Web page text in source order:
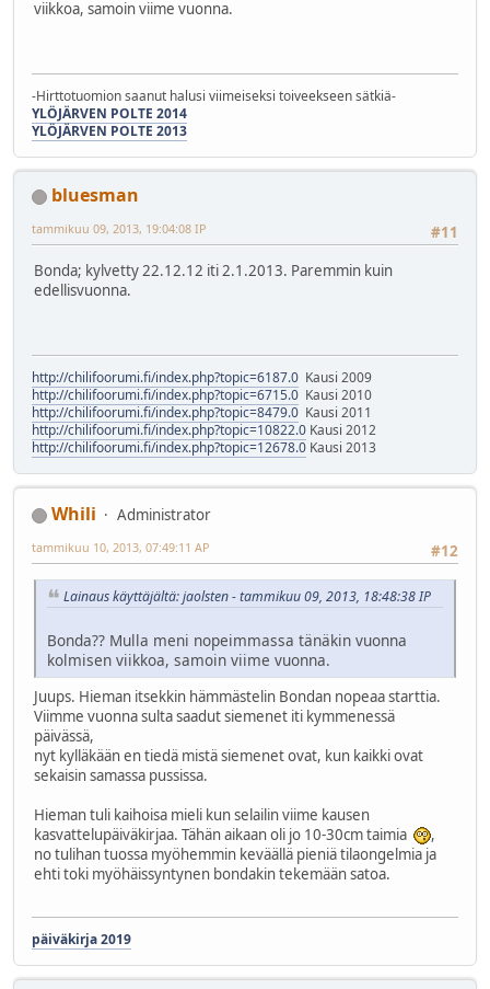
viikkoa, samoin viime vuonna.
-Hirttotuomion saanut halusi viimeiseksi toiveekseen sätkiä-
YLÖJÄRVEN POLTE 2014
YLÖJÄRVEN POLTE 2013
bluesman
#11
tammikuu 09, 2013, 19:04:08 IP
Bonda; kylvetty 22.12.12 iti 2.1.2013. Paremmin kuin
edellisvuonna.
http://chilifoorumi.fi/index.php?topic=6187.0 Kausi 2009
http://chilifoorumi.fi/index.php?topic=6715.0 Kausi 2010
http://chilifoorumi.fi/index.php?topic=8479.0 Kausi 2011
http://chilifoorumi.fi/index.php?topic=10822.0 Kausi 2012
http://chilifoorumi.fi/index.php?topic=12678.0 Kausi 2013
Whili
Administrator
#12
tammikuu 10, 2013, 07:49:11 AP
Lainaus käyttäjältä: jaolsten - tammikuu 09, 2013, 18:48:38 IP
Bonda?? Mulla meni nopeimmassa tänäkin vuonna
kolmisen viikkoa, samoin viime vuonna.
Juups. Hieman itsekkin hämmästelin Bondan nopeaa starttia.
Viimme vuonna sulta saadut siemenet iti kymmenessä
päivässä,
nyt kylläkään en tiedä mistä siemenet ovat, kun kaikki ovat
sekaisin samassa pussissa.
Hieman tuli kaihoisa mieli kun selailin viime kausen
kasvattelupäiväkirjaa. Tähän aikaan oli jo 10-30cm taimia
,
no tulihan tuossa myöhemmin keväällä pieniä tilaongelmia ja
ehti toki myöhäissyntynen bondakin tekemään satoa.
päiväkirja 2019